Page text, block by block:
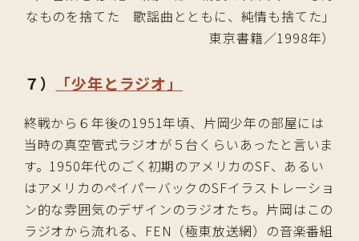
なものを捨てた 歌謡曲とともに、純情も捨てた」
東京書籍／1998年）
７） 「少年とラジオ」
終戦から６年後の1951年頃、片岡少年の部屋には
当時の真空管式ラジオが５台くらいあったと言いま
す。1950年代のごく初期のアメリカのSF、あるい
はアメリカのペイパーバックのSFイラストレーショ
ン的な雰囲気のデザインのラジオたち。片岡はこの
ラジオから流れる、FEN（極東放送網）の音楽番組